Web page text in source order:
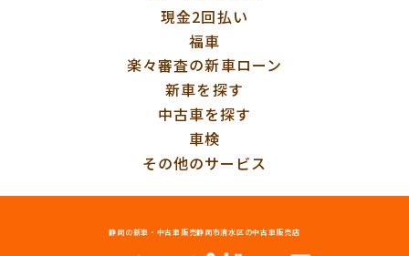
現金2回払い
福車
楽々審査の新車ローン
新車を探す
中古車を探す
車検
その他のサービス
静岡の新車・中古車販売静岡市清水区の中古車販売店